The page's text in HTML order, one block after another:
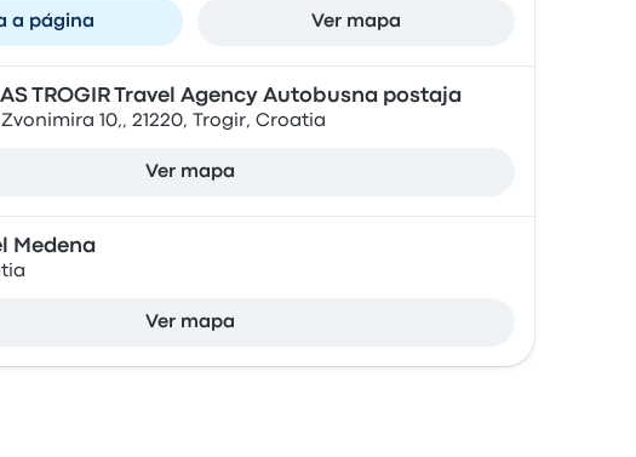
a página Ver mapa
TROGIR Travel Agency Autobusna postaja
10,, 21220, Trogir, Croatia
Ver mapa
Medena
Ver mapa